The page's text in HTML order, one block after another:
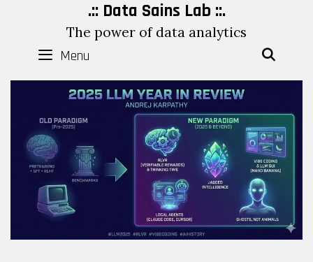
content
.:: Data Sains Lab ::.
The power of data analytics
Menu